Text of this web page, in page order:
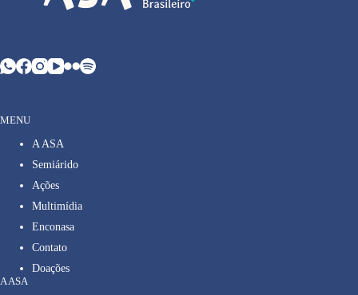
MENU
A ASA
Semiárido
Ações
Multimídia
Enconasa
Contato
Doações
A ASA